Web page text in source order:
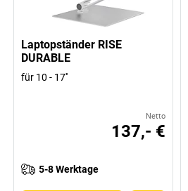
Laptopständer RISE
DURABLE
für 10 - 17''
Netto
137,- €
5-8 Werktage